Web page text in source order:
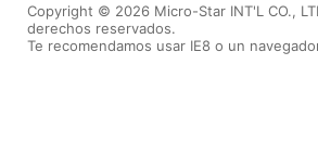
Copyright © 2026 Micro-Star INT'L CO.,
derechos reservados.
Te recomendamos usar IE8 o un